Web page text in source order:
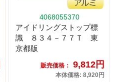
4068055370
アイドリングストップ標
識 ８３４－７７Ｔ 東
京都版
販売価格： 9,812円
本体価格: 8,920円